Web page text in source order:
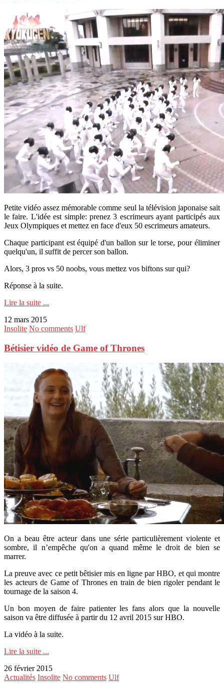
Petite vidéo assez mémorable comme seul la télévision japonaise sait
le faire. L'idée est simple: prenez 3 escrimeurs ayant participés aux
Jeux Olympiques et mettez en face d'eux 50 escrimeurs amateurs.
Chaque participant est équipé d'un ballon sur le torse, pour éliminer
quelqu'un, il suffit de percer son ballon.
Alors, 3 pros vs 50 noobs, vous mettez vos biftons sur qui?
Réponse à la suite.
Lire la suite ...
12 mars 2015
Insolite No comments Ulf
Bétisier vidéo de Game of Thrones
On a beau être acteur dans une série particulièrement violente et
sombre, il n’empêche qu'on a quand même le droit de bien se
marrer.
La preuve avec ce petit bêtisier mis en ligne par HBO, et qui montre
les acteurs de Game of Thrones en train de bien rigoler pendant le
tournage de la saison 4.
Un bon moyen de faire patienter les fans alors que la nouvelle
saison va être diffusée à partir du 12 avril 2015 sur HBO.
La vidéo à la suite.
Lire la suite ...
26 février 2015
Actualités Insolite No comments Ulf